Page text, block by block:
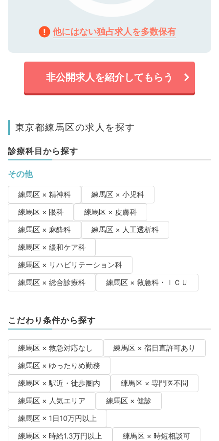
他にはない独占求人を多数保有
非公開求人を紹介してもらう
東京都練馬区の求人を探す
診療科目から探す
その他
練馬区 × 精神科
練馬区 × 小児科
練馬区 × 眼科
練馬区 × 皮膚科
練馬区 × 麻酔科
練馬区 × 人工透析科
練馬区 × 緩和ケア科
練馬区 × リハビリテーション科
練馬区 × 総合診療科
練馬区 × 救急科・ＩＣＵ
こだわり条件から探す
練馬区 × 救急対応なし
練馬区 × 宿日直許可あり
練馬区 × ゆったりめ勤務
練馬区 × 駅近・徒歩圏内
練馬区 × 専門医不問
練馬区 × 人気エリア
練馬区 × 健診
練馬区 × 1日10万円以上
練馬区 × 時給1.3万円以上
練馬区 × 時短相談可